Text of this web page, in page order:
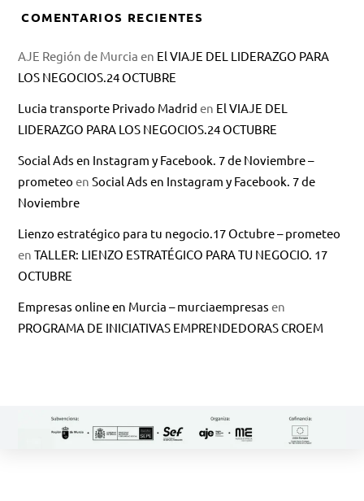
COMENTARIOS RECIENTES
AJE Región de Murcia en El VIAJE DEL LIDERAZGO PARA
LOS NEGOCIOS.24 OCTUBRE
Lucia transporte Privado Madrid en El VIAJE DEL
LIDERAZGO PARA LOS NEGOCIOS.24 OCTUBRE
Social Ads en Instagram y Facebook. 7 de Noviembre –
prometeo enSocial Ads en Instagram y Facebook. 7 de
Noviembre
Lienzo estratégico para tu negocio.17 Octubre – prometeo
enTALLER: LIENZO ESTRATÉGICO PARA TU NEGOCIO. 17
OCTUBRE
Empresas online en Murcia – murciaempresas en
PROGRAMA DE INICIATIVAS EMPRENDEDORAS CROEM